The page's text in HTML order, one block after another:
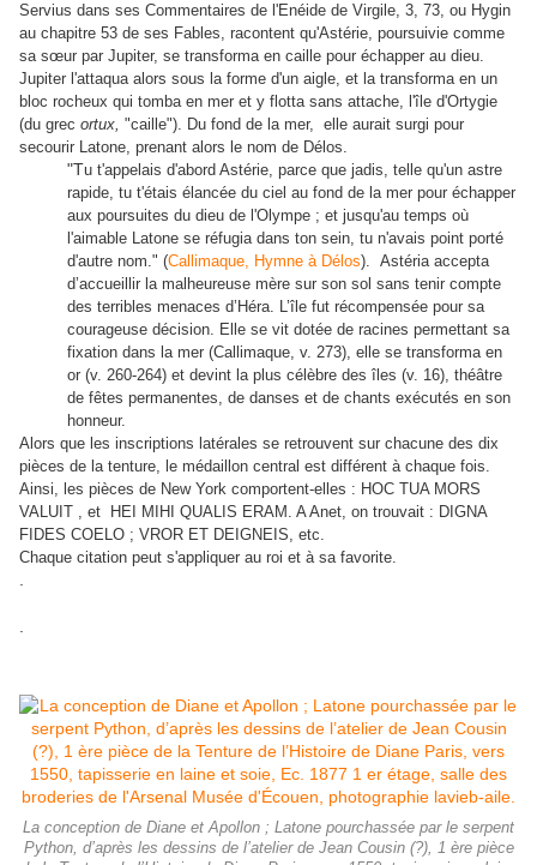
Servius dans ses Commentaires de l'Enéide de Virgile, 3, 73, ou Hygin
au chapitre 53 de ses Fables, racontent qu'Astérie, poursuivie comme
sa sœur par Jupiter, se transforma en caille pour échapper au dieu.
Jupiter l'attaqua alors sous la forme d'un aigle, et la transforma en un
bloc rocheux qui tomba en mer et y flotta sans attache, l'île d'Ortygie
(du grec ortux, "caille"). Du fond de la mer, elle aurait surgi pour
secourir Latone, prenant alors le nom de Délos.
"Tu t'appelais d'abord Astérie, parce que jadis, telle qu'un astre
rapide, tu t'étais élancée du ciel au fond de la mer pour échapper
aux poursuites du dieu de l'Olympe ; et jusqu'au temps où
l'aimable Latone se réfugia dans ton sein, tu n'avais point porté
d'autre nom." (Callimaque, Hymne à Délos). Astéria accepta
d’accueillir la malheureuse mère sur son sol sans tenir compte
des terribles menaces d’Héra. L’île fut récompensée pour sa
courageuse décision. Elle se vit dotée de racines permettant sa
fixation dans la mer (Callimaque, v. 273), elle se transforma en
or (v. 260-264) et devint la plus célèbre des îles (v. 16), théâtre
de fêtes permanentes, de danses et de chants exécutés en son
hon­neur.
Alors que les inscriptions latérales se retrouvent sur chacune des dix
pièces de la tenture, le médaillon central est différent à chaque fois.
Ainsi, les pièces de New York comportent-elles : HOC TUA MORS
VALUIT , et HEI MIHI QUALIS ERAM. A Anet, on trouvait : DIGNA
FIDES COELO ; VROR ET DEIGNEIS, etc.
Chaque citation peut s'appliquer au roi et à sa favorite.
La conception de Diane et Apollon ; Latone pourchassée par le serpent
Python, d’après les dessins de l’atelier de Jean Cousin (?), 1 ère pièce